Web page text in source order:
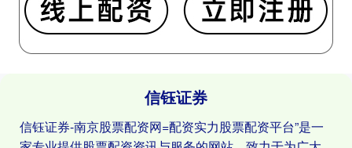
信钰证券
信钰证券-南京股票配资网=配资实力股票配资平台”是一